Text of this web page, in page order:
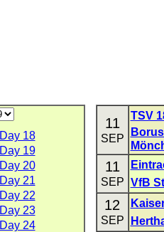
Day 18
Day 19
Day 20
Day 21
Day 22
Day 23
Day 24
11
SEP
TSV
11
SEP VfB
12
SEP